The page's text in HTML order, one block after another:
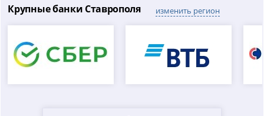
Крупные банки Ставрополя изменить регион